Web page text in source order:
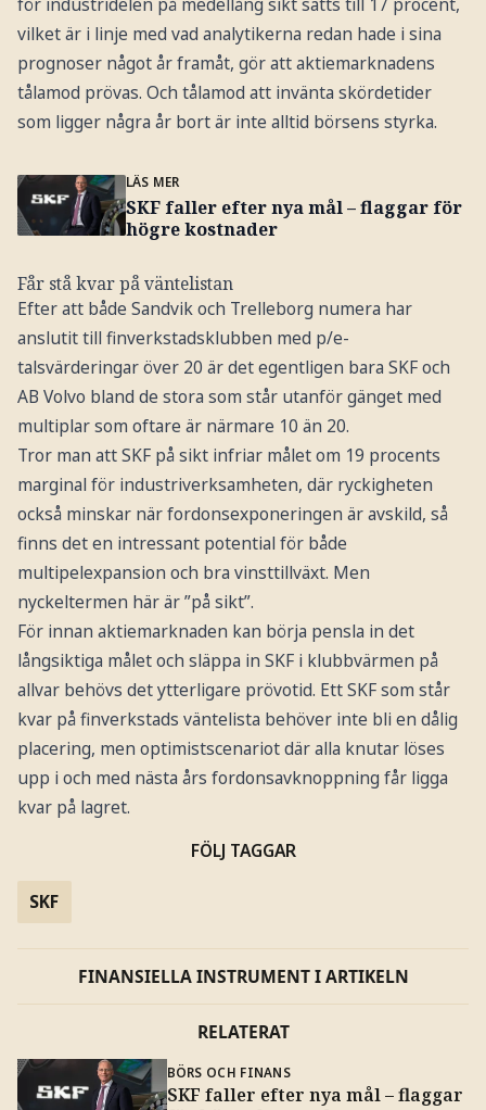
vilket är i linje med vad analytikerna redan hade i sina
prognoser något år framåt, gör att aktiemarknadens
tålamod prövas. Och tålamod att invänta skördetider
som ligger några år bort är inte alltid börsens styrka.
LÄS MER
SKF faller efter nya mål – flaggar för
högre kostnader
Får stå kvar på väntelistan
Efter att både Sandvik och Trelleborg numera har
anslutit till finverkstadsklubben med p/e-
talsvärderingar över 20 är det egentligen bara SKF och
AB Volvo bland de stora som står utanför gänget med
multiplar som oftare är närmare 10 än 20.
Tror man att SKF på sikt infriar målet om 19 procents
marginal för industriverksamheten, där ryckigheten
också minskar när fordonsexponeringen är avskild, så
finns det en intressant potential för både
multipelexpansion och bra vinsttillväxt. Men
nyckeltermen här är ”på sikt”.
För innan aktiemarknaden kan börja pensla in det
långsiktiga målet och släppa in SKF i klubbvärmen på
allvar behövs det ytterligare prövotid. Ett SKF som står
kvar på finverkstads väntelista behöver inte bli en dålig
placering, men optimistscenariot där alla knutar löses
upp i och med nästa års fordonsavknoppning får ligga
kvar på lagret.
FÖLJ TAGGAR
SKF
FINANSIELLA INSTRUMENT I ARTIKELN
RELATERAT
BÖRS OCH FINANS
SKF faller efter nya mål – flaggar